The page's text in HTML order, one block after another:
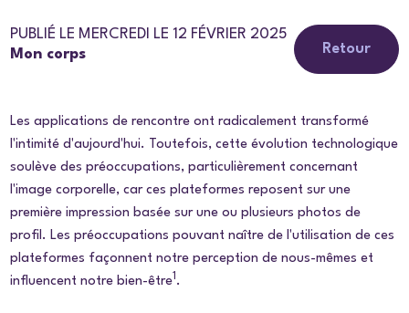
PUBLIÉ LE MERCREDI LE 12 FÉVRIER 2025
Mon corps
Retour
Les applications de rencontre ont radicalement transformé
l'intimité d'aujourd'hui. Toutefois, cette évolution technologique
soulève des préoccupations, particulièrement concernant
l'image corporelle, car ces plateformes reposent sur une
première impression basée sur une ou plusieurs photos de
profil. Les préoccupations pouvant naître de l'utilisation de ces
plateformes façonnent notre perception de nous-mêmes et
influencent notre bien-être1 .